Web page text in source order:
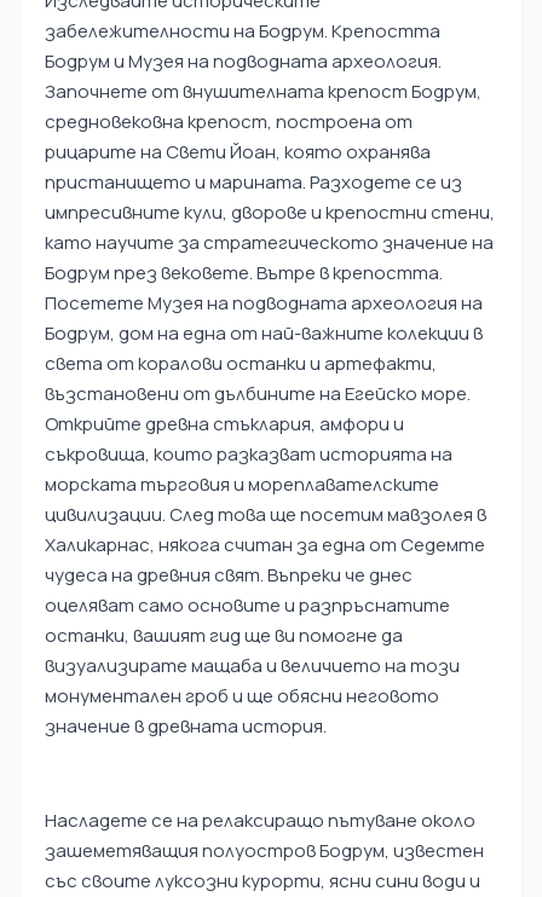
забележителности на Бодрум. Крепостта
Бодрум и Музея на подводната археология.
Започнете от внушителната крепост Бодрум,
средновековна крепост, построена от
рицарите на Свети Йоан, която охранява
пристанището и марината. Разходете се из
импресивните кули, дворове и крепостни стени,
като научите за стратегическото значение на
Бодрум през вековете. Вътре в крепостта.
Посетете Музея на подводната археология на
Бодрум, дом на една от най-важните колекции в
света от коралови останки и артефакти,
възстановени от дълбините на Егейско море.
Открийте древна стъклария, амфори и
съкровища, които разказват историята на
морската търговия и мореплавателските
цивилизации. След това ще посетим мавзолея в
Халикарнас, някога считан за една от Седемте
чудеса на древния свят. Въпреки че днес
оцеляват само основите и разпръснатите
останки, вашият гид ще ви помогне да
визуализирате мащаба и величието на този
монументален гроб и ще обясни неговото
значение в древната история.
Насладете се на релаксиращо пътуване около
зашеметяващия полуостров Бодрум, известен
със своите луксозни курорти, ясни сини води и